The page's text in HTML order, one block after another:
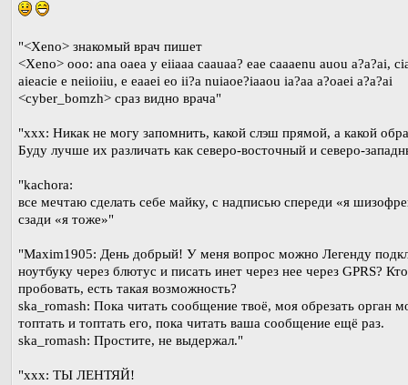
"<Xeno> знакомый врач пишет
<Xeno> ooo: ana oaea y eiiaaa caauaa? eae caaaenu auou a?a?ai,
aieacie e neiioiiu, e eaaei eo ii?a nuiaoe?iaaou ia?aa a?oaei a?a?ai
<cyber_bomzh> сраз видно врача"
"xxx: Никак не могу запомнить, какой слэш прямой, а какой
Буду лучше их различать как северо-восточный и северо-
"kachora:
все мечтаю сделать себе майку, с надписью спереди «я
сзади «я тоже»"
"Maxim1905: День добрый! У меня вопрос можно Легенду
ноутбуку через блютус и писать инет через нее через GPRS?
пробовать, есть такая возможность?
ska_romash: Пока читать сообщение твоё, моя обрезать орган
топтать и топтать его, пока читать ваша сообщение ещё раз.
ska_romash: Простите, не выдержал."
"ххх: ТЫ ЛЕНТЯЙ!